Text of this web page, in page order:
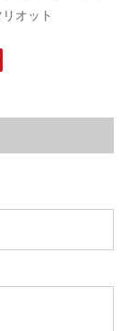
オット